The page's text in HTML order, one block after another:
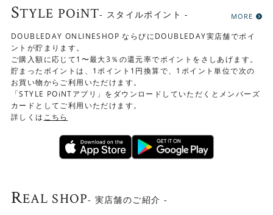
STYLE POiNT- スタイルポイント - MORE
DOUBLEDAY ONLINESHOP ならびにDOUBLEDAY実店舗でポイ
ントが貯まります。
ご購入額に応じて1〜最大3％の還元率でポイントをさしあげます。
貯まったポイントは、1ポイント1円換算で、1ポイント単位で次の
お買い物からご利用いただけます。
「STYLE POiNTアプリ」をダウンロードしていただくとメンバーズ
カードとしてご利用いただけます。
詳しくは こちら
REAL SHOP- 実店舗のご紹介 -